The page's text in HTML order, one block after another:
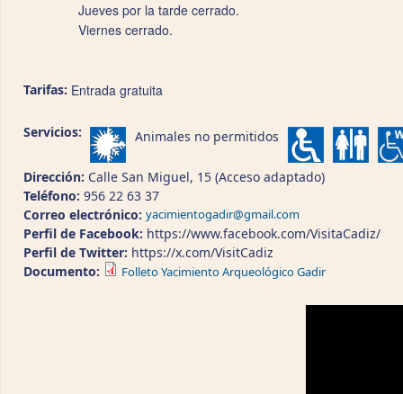
Jueves por la tarde cerrado.
Viernes cerrado.
Tarifas: Entrada gratuita
Servicios: Animales no permitidos
Dirección: Calle San Miguel, 15 (Acceso adaptado)
Teléfono: 956 22 63 37
Correo electrónico: yacimientogadir@gmail.com
Perfil de Facebook: https://www.facebook.com/VisitaCadiz/
Perfil de Twitter: https://x.com/VisitCadiz
Documento:
Folleto Yacimiento Arqueológico Gadir